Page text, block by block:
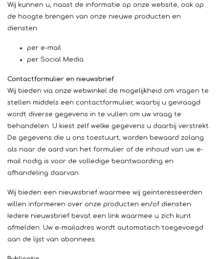
Wij kunnen u, naast de informatie op onze website, ook op
de hoogte brengen van onze nieuwe producten en
diensten:
per e-mail
per Social Media
Contactformulier en nieuwsbrief
Wij bieden via onze webwinkel de mogelijkheid om vragen te
stellen middels een contactformulier, waarbij u gevraagd
wordt diverse gegevens in te vullen om uw vraag te
behandelen. U kiest zelf welke gegevens u daarbij verstrekt.
De gegevens die u ons toestuurt, worden bewaard zolang
als naar de aard van het formulier of de inhoud van uw e-
mail nodig is voor de volledige beantwoording en
afhandeling daarvan.
Wij bieden een nieuwsbrief waarmee wij geïnteresseerden
willen informeren over onze producten en/of diensten.
Iedere nieuwsbrief bevat een link waarmee u zich kunt
afmelden. Uw e-mailadres wordt automatisch toegevoegd
aan de lijst van abonnees.